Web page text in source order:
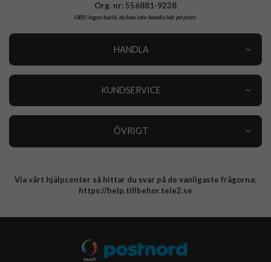
Org. nr: 556881-9238
OBS!Ingen butik, du kan inte handla här på plats
HANDLA
KUNDSERVICE
ÖVRIGT
Integritetspolicy
Via vårt hjälpcenter så hittar du svar på de vanligaste frågorna:
https://help.tillbehor.tele2.se